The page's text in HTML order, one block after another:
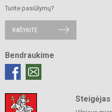
Turite pasiūlymų?
RAŠYKITE
Bendraukime
Steigėjas